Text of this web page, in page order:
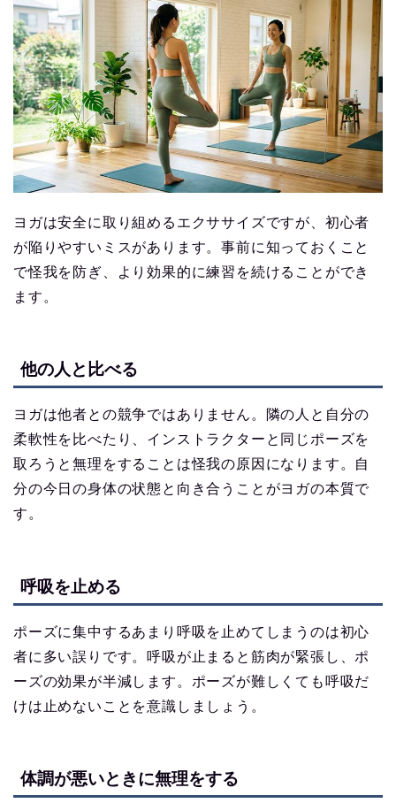
ヨガは安全に取り組めるエクササイズですが、初心者
が陥りやすいミスがあります。事前に知っておくこと
で怪我を防ぎ、より効果的に練習を続けることができ
ます。
他の人と比べる
ヨガは他者との競争ではありません。隣の人と自分の
柔軟性を比べたり、インストラクターと同じポーズを
取ろうと無理をすることは怪我の原因になります。自
分の今日の身体の状態と向き合うことがヨガの本質で
す。
呼吸を止める
ポーズに集中するあまり呼吸を止めてしまうのは初心
者に多い誤りです。呼吸が止まると筋肉が緊張し、ポ
ーズの効果が半減します。ポーズが難しくても呼吸だ
けは止めないことを意識しましょう。
体調が悪いときに無理をする